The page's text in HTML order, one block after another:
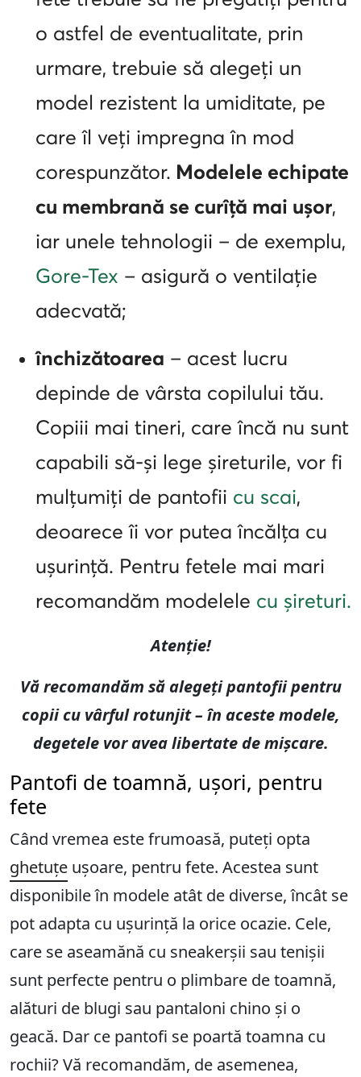
o astfel de eventualitate, prin
urmare, trebuie să alegeți un
model rezistent la umiditate, pe
care îl veți impregna în mod
corespunzător. Modelele echipate
cu membrană se curîță mai ușor,
iar unele tehnologii – de exemplu,
Gore-Tex – asigură o ventilație
adecvată;
închizătoarea – acest lucru
depinde de vârsta copilului tău.
Copiii mai tineri, care încă nu sunt
capabili să-și lege șireturile, vor fi
mulțumiți de pantofii cu scai,
deoarece îi vor putea încălța cu
ușurință. Pentru fetele mai mari
recomandăm modelele cu șireturi.
Atenție!
Vă recomandăm să alegeți pantofii pentru
copii cu vârful rotunjit – în aceste modele,
degetele vor avea libertate de mișcare.
Pantofi de toamnă, ușori, pentru
fete
Când vremea este frumoasă, puteți opta
ghetuțe ușoare, pentru fete. Acestea sunt
disponibile în modele atât de diverse, încât se
pot adapta cu ușurință la orice ocazie. Cele,
care se aseamănă cu sneakerșii sau tenișii
sunt perfecte pentru o plimbare de toamnă,
alături de blugi sau pantaloni chino și o
geacă. Dar ce pantofi se poartă toamna cu
rochii? Vă recomandăm, de asemenea,